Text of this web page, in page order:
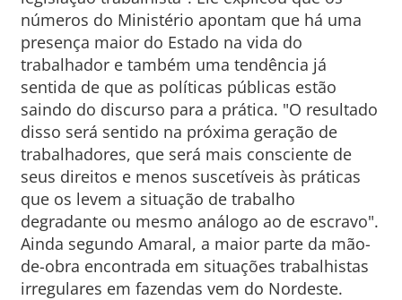
números do Ministério apontam que há uma
presença maior do Estado na vida do
trabalhador e também uma tendência já
sentida de que as políticas públicas estão
saindo do discurso para a prática. "O resultado
disso será sentido na próxima geração de
trabalhadores, que será mais consciente de
seus direitos e menos suscetíveis às práticas
que os levem a situação de trabalho
degradante ou mesmo análogo ao de escravo".
Ainda segundo Amaral, a maior parte da mão-
de-obra encontrada em situações trabalhistas
irregulares em fazendas vem do Nordeste.